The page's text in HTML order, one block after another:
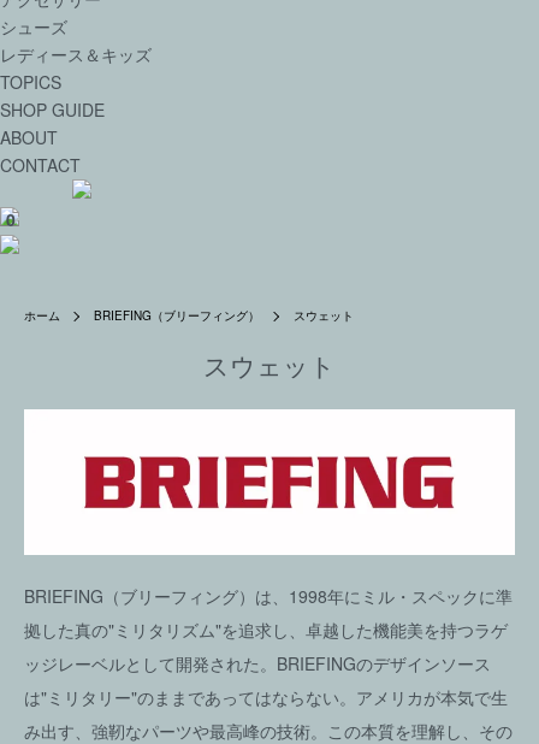
シューズ
レディース＆キッズ
TOPICS
SHOP GUIDE
ABOUT
CONTACT
0
ホーム BRIEFING（ブリーフィング） スウェット
スウェット
BRIEFING（ブリーフィング）は、1998年にミル・スペックに準
拠した真の"ミリタリズム"を追求し、卓越した機能美を持つラゲ
ッジレーベルとして開発された。BRIEFINGのデザインソース
は"ミリタリー"のままであってはならない。アメリカが本気で生
み出す、強靭なパーツや最高峰の技術。この本質を理解し、その